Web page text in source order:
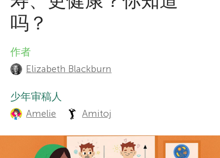
t
e
r
吗？
A
u
t
h
o
作者
Elizabeth Blackburn
少年审稿人
Amelie Amitoj